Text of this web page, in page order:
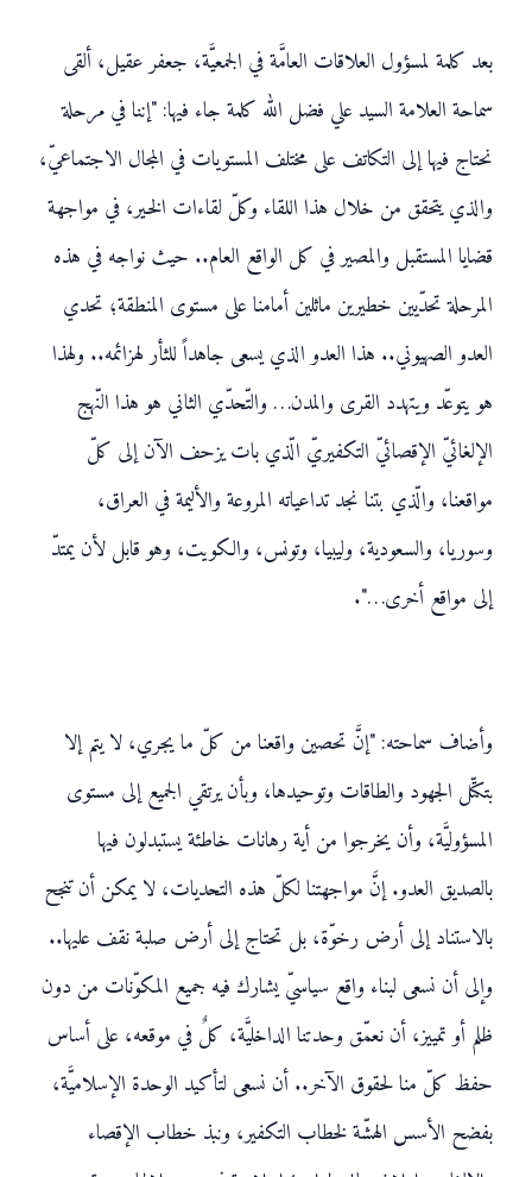
بعد كلمة لمسؤول العلاقات العامَّة في الجمعيَّة، جعفر عقيل، ألقى
سماحة العلامة السيد علي فضل الله كلمة جاء فيها: "إننا في مرحلة
نحتاج فيها إلى التكاتف على مختلف المستويات في المجال الاجتماعيّ،
والذي يتحقق من خلال هذا اللقاء وكلّ لقاءات الخير، في مواجهة
قضايا المستقبل والمصير في كل الواقع العام.. حيث نواجه في هذه
المرحلة تحدّيين خطيرين ماثلين أمامنا على مستوى المنطقة؛ تحدي
العدو الصهيوني.. هذا العدو الذي يسعى جاهداً للثأر لهزائمه.. ولهذا
هو يتوعّد ويتهدد القرى والمدن… والتّحدّي الثاني هو هذا النّهج
الإلغائيّ الإقصائيّ التكفيريّ الّذي بات يزحف الآن إلى كلّ
مواقعنا، والّذي بتنا نجد تداعياته المروعة والأليمة في العراق،
وسوريا، والسعودية، وليبيا، وتونس، والكويت، وهو قابل لأن يمتدّ
إلى مواقع أخرى…".
وأضاف سماحته: "إنَّ تحصين واقعنا من كلّ ما يجري، لا يتم إلا
بتكتّل الجهود والطاقات وتوحيدها، وبأن يرتقي الجميع إلى مستوى
المسؤوليَّة، وأن يخرجوا من أية رهانات خاطئة يستبدلون فيها
بالصديق العدو. إنَّ مواجهتنا لكلّ هذه التحديات، لا يمكن أن تنجح
بالاستناد إلى أرض رخوّة، بل تحتاج إلى أرض صلبة نقف عليها..
وإلى أن نسعى لبناء واقع سياسيّ يشارك فيه جميع المكوّنات من دون
ظلم أو تمييز، أن نعمّق وحدتنا الداخليَّة، كلٌ في موقعه، على أساس
حفظ كلّ منا لحقوق الآخر.. أن نسعى لتأكيد الوحدة الإسلاميَّة،
بفضح الأسس الهشّة لخطاب التكفير، ونبذ خطاب الإقصاء